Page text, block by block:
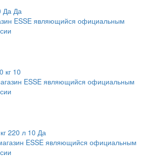
Да Да
кг 10
220 л 10 Да